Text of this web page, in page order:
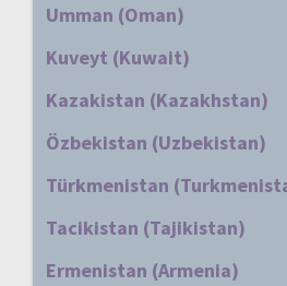
Umman (Oman)
Kuveyt (Kuwait)
Kazakistan (Kazakhstan)
Özbekistan (Uzbekistan)
Türkmenistan
Tacikistan (Tajikistan)
Ermenistan (Armenia)